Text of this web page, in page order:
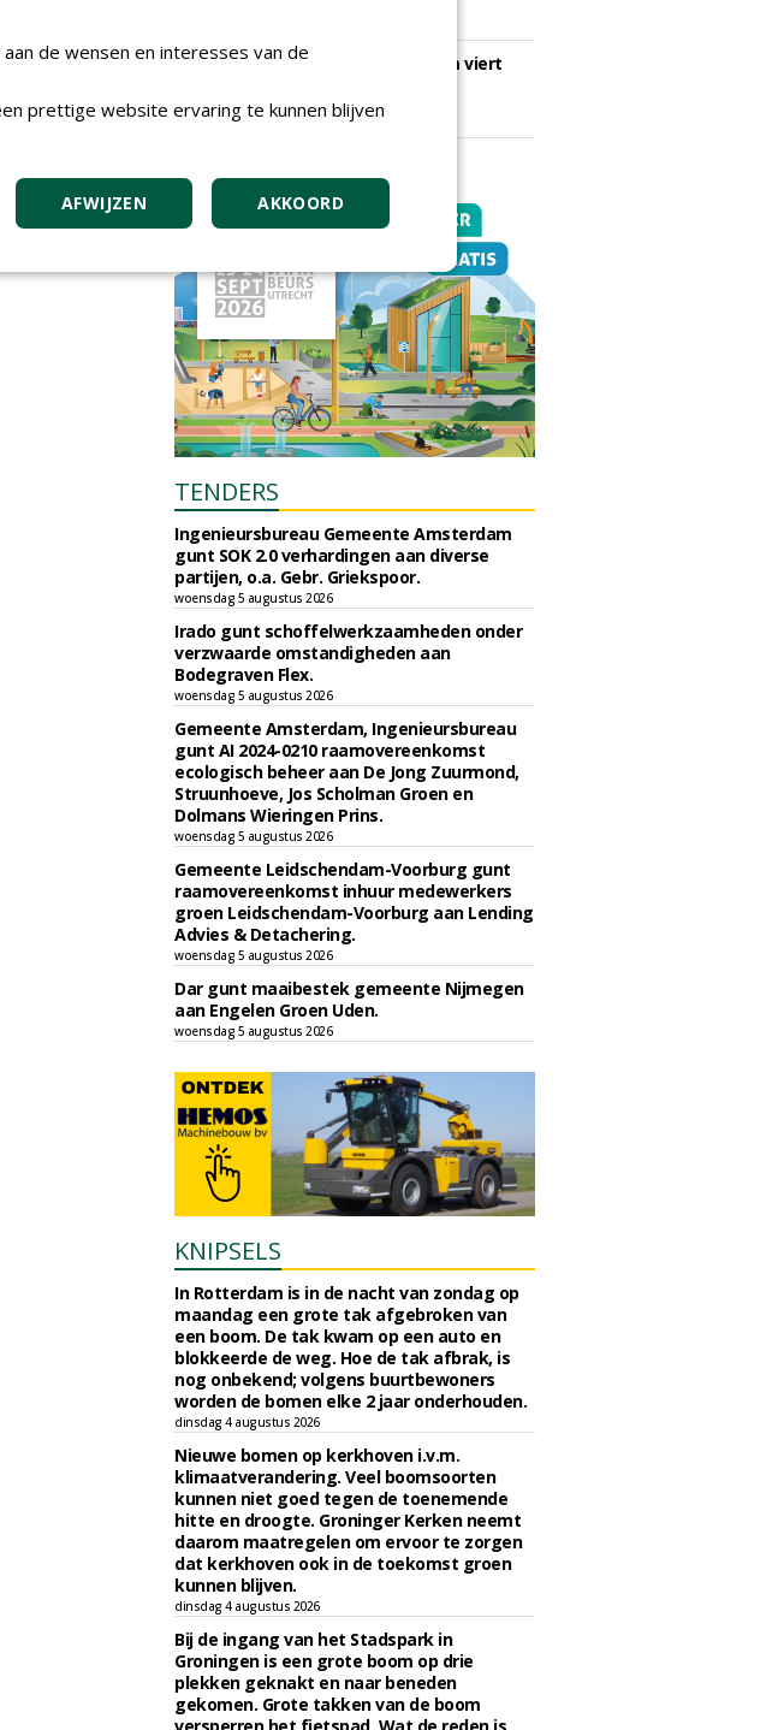
Rooftop Symposium viert
dakontwikkeling
TENDERS
Ingenieursbureau Gemeente Amsterdam
gunt SOK 2.0 verhardingen aan diverse
partijen, o.a. Gebr. Griekspoor.
woensdag 5 augustus 2026
Irado gunt schoffelwerkzaamheden onder
verzwaarde omstandigheden aan
Bodegraven Flex.
woensdag 5 augustus 2026
Gemeente Amsterdam, Ingenieursbureau
gunt AI 2024-0210 raamovereenkomst
ecologisch beheer aan De Jong Zuurmond,
Struunhoeve, Jos Scholman Groen en
Dolmans Wieringen Prins.
woensdag 5 augustus 2026
Gemeente Leidschendam-Voorburg gunt
raamovereenkomst inhuur medewerkers
groen Leidschendam-Voorburg aan Lending
Advies & Detachering.
woensdag 5 augustus 2026
Dar gunt maaibestek gemeente Nijmegen
aan Engelen Groen Uden.
woensdag 5 augustus 2026
KNIPSELS
In Rotterdam is in de nacht van zondag op
maandag een grote tak afgebroken van
een boom. De tak kwam op een auto en
blokkeerde de weg. Hoe de tak afbrak, is
nog onbekend; volgens buurtbewoners
worden de bomen elke 2 jaar onderhouden.
dinsdag 4 augustus 2026
Nieuwe bomen op kerkhoven i.v.m.
klimaatverandering. Veel boomsoorten
kunnen niet goed tegen de toenemende
hitte en droogte. Groninger Kerken neemt
daarom maatregelen om ervoor te zorgen
dat kerkhoven ook in de toekomst groen
kunnen blijven.
dinsdag 4 augustus 2026
Bij de ingang van het Stadspark in
Groningen is een grote boom op drie
plekken geknakt en naar beneden
gekomen. Grote takken van de boom
de wensen en interesses van de
prettige website ervaring te kunnen blijven
AKKOORD
AFWIJZEN